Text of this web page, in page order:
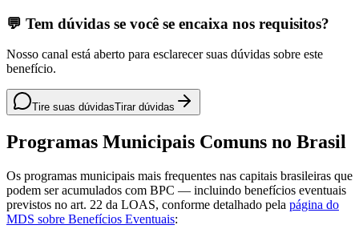
💬 Tem dúvidas se você se encaixa nos requisitos?
Nosso canal está aberto para esclarecer suas dúvidas sobre este
benefício.
Tire suas dúvidasTirar dúvidas
Programas Municipais Comuns no Brasil
Os programas municipais mais frequentes nas capitais brasileiras que
podem ser acumulados com BPC — incluindo benefícios eventuais
previstos no art. 22 da LOAS, conforme detalhado pela página do
MDS sobre Benefícios Eventuais: